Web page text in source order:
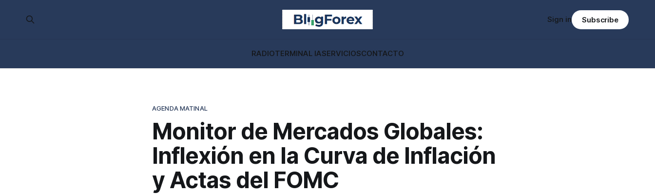
RADIOTERMINAL IASERVICIOSCONTACTO
Sign in Subscribe
AGENDA MATINAL
Monitor de Mercados Globales:
Inflexión en la Curva de Inflación
y Actas del FOMC